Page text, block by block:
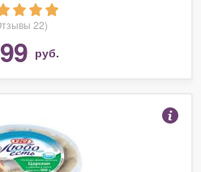
22)
99 руб.